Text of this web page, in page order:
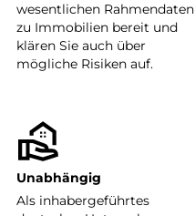
wesentlichen Rahmendaten
zu Immobilien bereit und
klären Sie auch über
mögliche Risiken auf.
Unabhängig
Als inhabergeführtes